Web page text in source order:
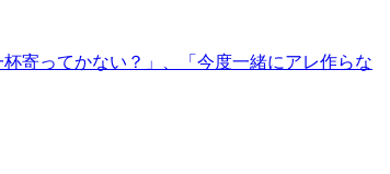
寄ってかない？」、「今度一緒にアレ作らな